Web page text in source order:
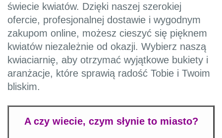
świecie kwiatów. Dzięki naszej szerokiej
ofercie, profesjonalnej dostawie i wygodnym
zakupom online, możesz cieszyć się pięknem
kwiatów niezależnie od okazji. Wybierz naszą
kwiaciarnię, aby otrzymać wyjątkowe bukiety i
aranżacje, które sprawią radość Tobie i Twoim
bliskim.
A czy wiecie, czym słynie to miasto?